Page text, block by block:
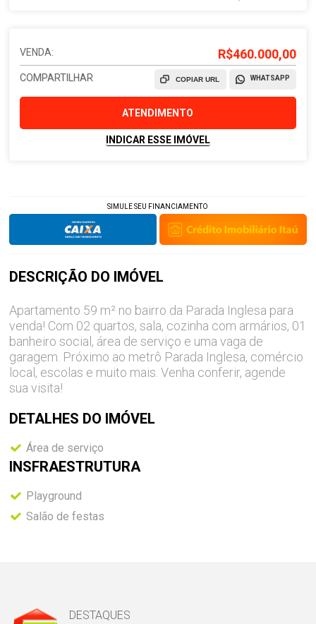
VENDA: R$460.000,00
COMPARTILHAR WHATSAPP
COPIAR URL
ATENDIMENTO
INDICAR ESSE IMÓVEL
SIMULE SEU FINANCIAMENTO
DESCRIÇÃO DO IMÓVEL
Apartamento 59 m² no bairro da Parada Inglesa para
venda! Com 02 quartos, sala, cozinha com armários, 01
banheiro social, área de serviço e uma vaga de
garagem. Próximo ao metrô Parada Inglesa, comércio
local, escolas e muito mais. Venha conferir, agende
sua visita!
DETALHES DO IMÓVEL
Área de serviço
INSFRAESTRUTURA
Playground
Salão de festas
DESTAQUES